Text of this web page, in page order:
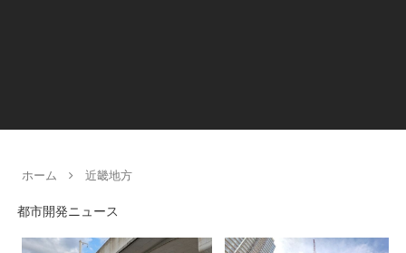
ホーム 近畿地方
都市開発ニュース